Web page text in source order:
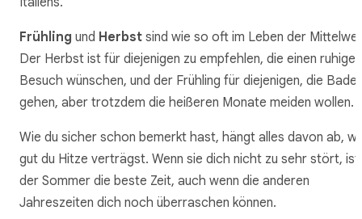
Frühling und Herbst sind wie so oft im Leben der
Der Herbst ist für diejenigen zu empfehlen, die einen ruhigen
Besuch wünschen, und der Frühling für diejenigen, die
gehen, aber trotzdem die heißeren Monate meiden wollen.
Wie du sicher schon bemerkt hast, hängt alles davon ab,
gut du Hitze verträgst. Wenn sie dich nicht zu sehr stört, ist
der Sommer die beste Zeit, auch wenn die anderen
Jahreszeiten dich noch überraschen können.